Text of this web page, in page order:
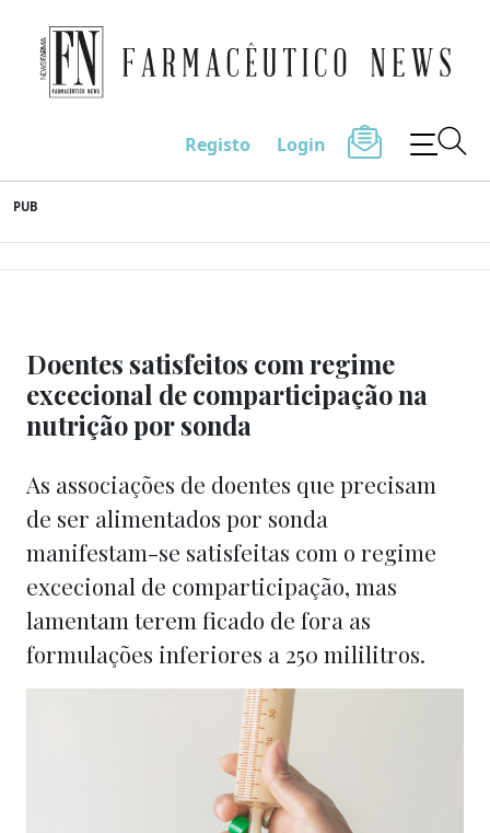
to
content
Farmacêutico News
Registo Login
PUB
Doentes satisfeitos com regime
excecional de comparticipação na
nutrição por sonda
As associações de doentes que precisam
de ser alimentados por sonda
manifestam-se satisfeitas com o regime
excecional de comparticipação, mas
lamentam terem ficado de fora as
formulações inferiores a 250 mililitros.